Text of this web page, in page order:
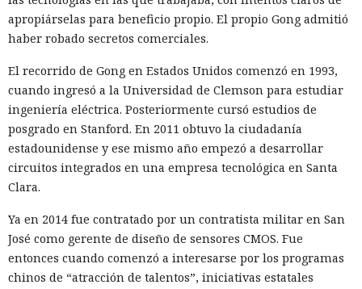
apropiárselas para beneficio propio. El propio Gong admitió
haber robado secretos comerciales.
El recorrido de Gong en Estados Unidos comenzó en 1993,
cuando ingresó a la Universidad de Clemson para estudiar
ingeniería eléctrica. Posteriormente cursó estudios de
posgrado en Stanford. En 2011 obtuvo la ciudadanía
estadounidense y ese mismo año empezó a desarrollar
circuitos integrados en una empresa tecnológica en Santa
Clara.
Ya en 2014 fue contratado por un contratista militar en San
José como gerente de diseño de sensores CMOS. Fue
entonces cuando comenzó a interesarse por los programas
chinos de “atracción de talentos”, iniciativas estatales